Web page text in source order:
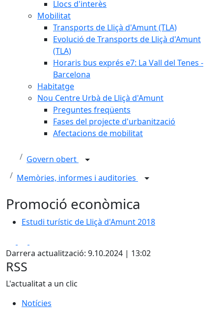
Llocs d'interès
Mobilitat
Transports de Lliçà d'Amunt (TLA)
Evolució de Transports de Lliçà d'Amunt
(TLA)
Horaris bus exprés e7: La Vall del Tenes -
Barcelona
Habitatge
Nou Centre Urbà de Lliçà d'Amunt
Preguntes freqüents
Fases del projecte d'urbanització
Afectacions de mobilitat
Govern obert
Memòries, informes i auditories
Promoció econòmica
Estudi turístic de Lliçà d'Amunt 2018
Darrera actualització: 9.10.2024 | 13:02
RSS
L'actualitat a un clic
Notícies